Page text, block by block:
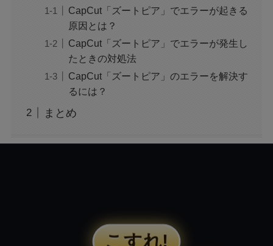
ジャンプ33号だけ売り切れはなぜ？ワンピース
カードが影響を与えていた？
声にならない愛は最終話やネタバレは？最後ま
CapCut「ズートピア」でエラーが起きる
原因とは？
CapCut「ズートピア」でエラーが発生し
たときの対処法
CapCut「ズートピア」のエラーを解決す
るには？
まとめ